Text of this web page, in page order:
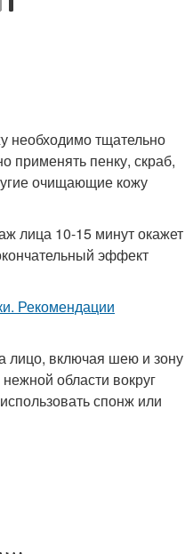
необходимо тщательно
применять пенку, скраб,
очищающие кожу
лица 10-15 минут окажет
эффект
лицо, включая шею и зону
области вокруг
спонж или